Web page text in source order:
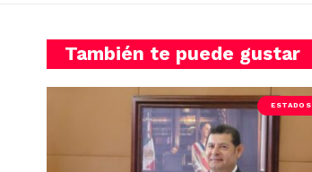
También te puede gustar
ESTADOS